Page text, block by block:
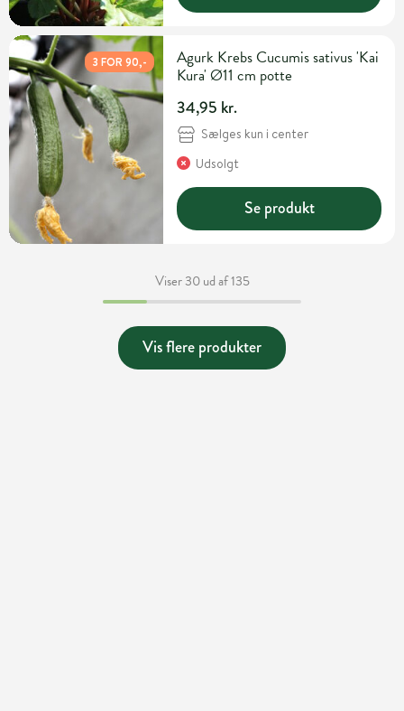
3 FOR 90,-
Agurk Krebs Cucumis sativus 'Kai
Kura' Ø11 cm potte
34,95 kr.
Sælges kun i center
Udsolgt
Se produkt
Viser 30 ud af 135
Vis flere produkter